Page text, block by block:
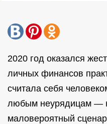
2020 год оказался
личных финансов
считала себя
любым неурядицам —
маловероятный